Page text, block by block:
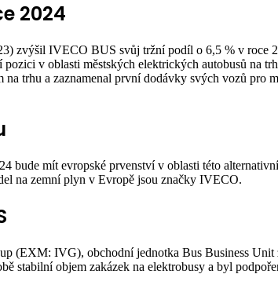
2024
zvýšil IVECO BUS svůj tržní podíl o 6,5 % v roce
v oblasti městských elektrických autobusů
na trhu a zaznamenal první dodávky svých vozů
bude mít evropské prvenství v oblasti této
na zemní plyn v Evropě jsou značky IVECO.
(EXM: IVG), obchodní jednotka Bus Business
stabilní objem zakázek na elektrobusy a byl